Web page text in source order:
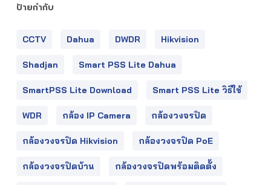
ป้ายกำกับ
CCTV Dahua DWDR Hikvision
Shadjan Smart PSS Lite Dahua
SmartPSS Lite Download Smart PSS Lite วิธีใช้
WDR กล้อง IP Camera กล้องวงจรปิด
กล้องวงจรปิด Hikvision กล้องวงจรปิด PoE
กล้องวงจรปิดบ้าน กล้องวงจรปิดพร้อมติดตั้ง